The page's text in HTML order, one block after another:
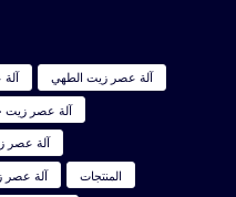
آلة عصر زيت الطهي
آلة عصر زيت
آلة عصر
آلة عصر
المنتجات